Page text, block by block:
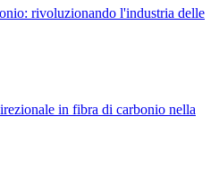
rivoluzionando l'industria delle
in fibra di carbonio nella